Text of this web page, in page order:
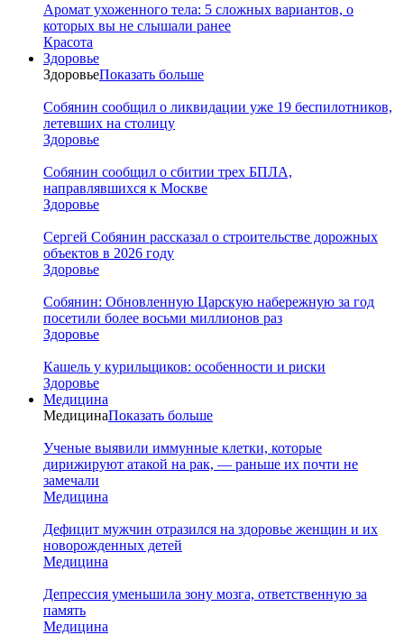
Аромат ухоженного тела: 5 сложных вариантов, о
которых вы не слышали ранее
Красота
Здоровье
ЗдоровьеПоказать больше
Собянин сообщил о ликвидации уже 19 беспилотников,
летевших на столицу
Здоровье
Собянин сообщил о сбитии трех БПЛА,
направлявшихся к Москве
Здоровье
Сергей Собянин рассказал о строительстве дорожных
объектов в 2026 году
Здоровье
Собянин: Обновленную Царскую набережную за год
посетили более восьми миллионов раз
Здоровье
Кашель у курильщиков: особенности и риски
Здоровье
Медицина
МедицинаПоказать больше
Ученые выявили иммунные клетки, которые
дирижируют атакой на рак, — раньше их почти не
замечали
Медицина
Дефицит мужчин отразился на здоровье женщин и их
новорожденных детей
Медицина
Депрессия уменьшила зону мозга, ответственную за
память
Медицина